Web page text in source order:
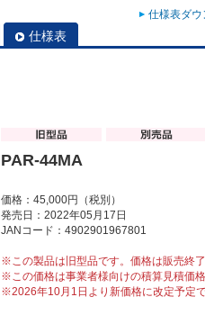
仕様表ダ
仕様表
PAR-44MA
価格：45,000円（税別）
発売日：2022年05月17日
JANコード：4902901967801
※この製品は旧型品です。価格は販売終
※この価格は事業者様向けの積算見積価
※2026年10月1日より新価格に改定予定